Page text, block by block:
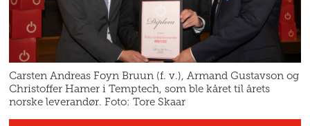
Carsten Andreas Foyn Bruun (f. v.), Armand Gustavson og
Christoffer Hamer i Temptech, som ble kåret til årets
norske leverandør. Foto: Tore Skaar